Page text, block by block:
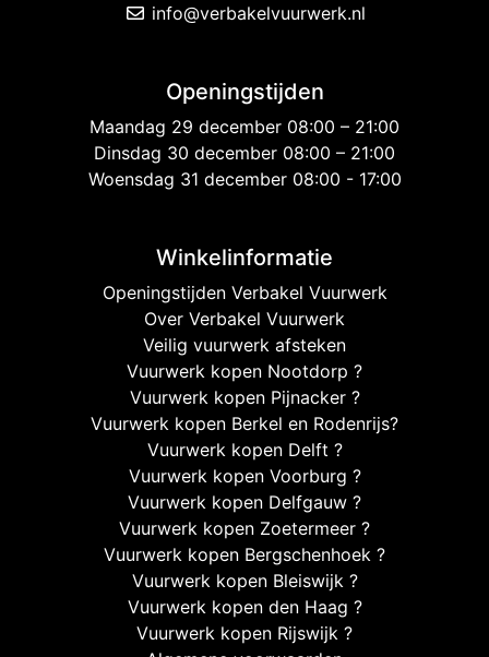
info@verbakelvuurwerk.nl
Openingstijden
Maandag 29 december 08:00 – 21:00
Dinsdag 30 december 08:00 – 21:00
Woensdag 31 december 08:00 - 17:00
Winkelinformatie
Openingstijden Verbakel Vuurwerk
Over Verbakel Vuurwerk
Veilig vuurwerk afsteken
Vuurwerk kopen Nootdorp ?
Vuurwerk kopen Pijnacker ?
Vuurwerk kopen Berkel en Rodenrijs?
Vuurwerk kopen Delft ?
Vuurwerk kopen Voorburg ?
Vuurwerk kopen Delfgauw ?
Vuurwerk kopen Zoetermeer ?
Vuurwerk kopen Bergschenhoek ?
Vuurwerk kopen Bleiswijk ?
Vuurwerk kopen den Haag ?
Vuurwerk kopen Rijswijk ?